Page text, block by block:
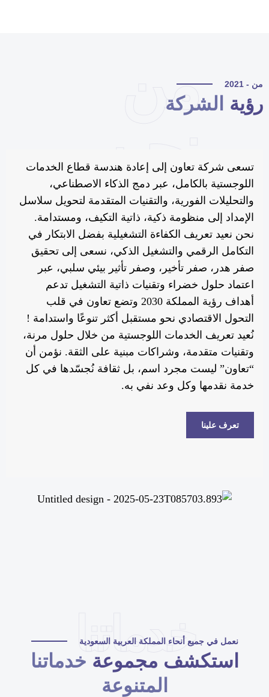
من
نحن
- 2021
الشركة
تسعى شركة تعاون إلى إعادة هندسة قطاع الخدمات
اللوجستية بالكامل، عبر دمج الذكاء الاصطناعي،
والتحليلات الفورية، والتقنيات المتقدمة لتحويل سلاسل
الإمداد إلى منظومة ذكية، ذاتية التكيف، ومستدامة.
نحن نعيد تعريف الكفاءة التشغيلية بفضل الابتكار في
التكامل الرقمي والتشغيل الذكي، نسعى إلى تحقيق
صفر هدر، صفر تأخير، وصفر تأثير بيئي سلبي، عبر
اعتماد حلول خضراء وتقنيات ذاتية التشغيل تدعم
أهداف رؤية المملكة 2030 وتضع تعاون في قلب
التحول الاقتصادي نحو مستقبل أكثر تنوعًا واستدامة !
نُعيد تعريف الخدمات اللوجستية من خلال حلول مرنة،
وتقنيات متقدمة، وشراكات مبنية على الثقة. نؤمن أن
“تعاون” ليست مجرد اسم، بل ثقافة نُجسّدها في كل
خدمة نقدمها وكل وعد نفي به.
تعرف علينا
خدماتنا
نعمل في جميع أنحاء المملكة العربية السعودية
استكشف مجموعةخدماتنا
المتنوعة